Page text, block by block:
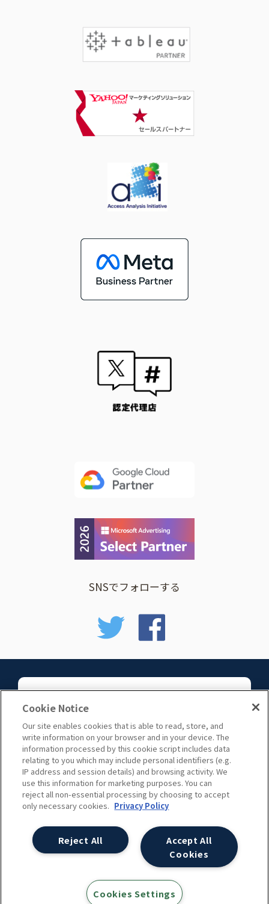
SNSでフォローする
お問い合わせ
サイトマップ
IS763721/ISO27001
Cookie Notice
Our site enables cookies that is able to read, store, and
write information on your browser and in your device. The
information processed by this cookie script includes data
relating to you which may include personal identifiers (e.g.
IP address and session details) and browsing activity. We
use this information for marketing purposes. You can
reject all non-essential processing by choosing to accept
only necessary cookies. Privacy Policy
Accept All
Cookies
Reject All
Cookies Settings